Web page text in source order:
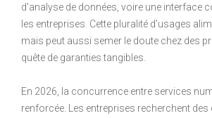
d’analyse de données, voire une interface
les entreprises. Cette pluralité d’usages
mais peut aussi semer le doute chez des
quête de garanties tangibles.
En 2026, la concurrence entre services
renforcée. Les entreprises recherchent